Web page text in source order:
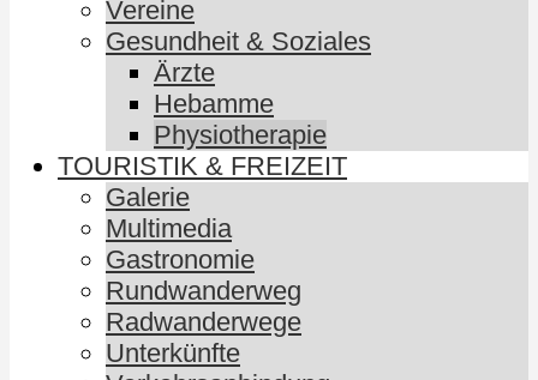
Vereine
Gesundheit & Soziales
Ärzte
Hebamme
Physiotherapie
TOURISTIK & FREIZEIT
Galerie
Multimedia
Gastronomie
Rundwanderweg
Radwanderwege
Unterkünfte